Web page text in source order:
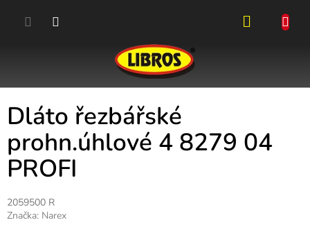
Dláto řezbářské
prohn.úhlové 4 8279 04
PROFI
2059500 R
Značka: Narex